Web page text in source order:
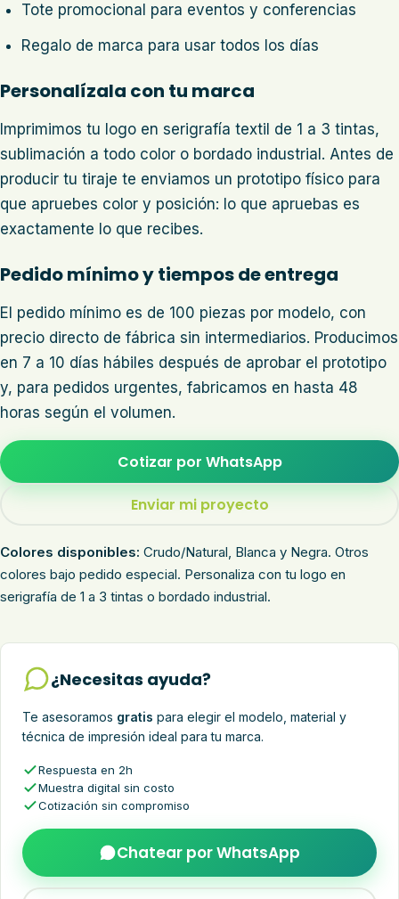
Tote promocional para eventos y conferencias
Regalo de marca para usar todos los días
Personalízala con tu marca
Imprimimos tu logo en serigrafía textil de 1 a 3 tintas,
sublimación a todo color o bordado industrial. Antes de
producir tu tiraje te enviamos un prototipo físico para
que apruebes color y posición: lo que apruebas es
exactamente lo que recibes.
Pedido mínimo y tiempos de entrega
El pedido mínimo es de 100 piezas por modelo, con
precio directo de fábrica sin intermediarios. Producimos
en 7 a 10 días hábiles después de aprobar el prototipo
y, para pedidos urgentes, fabricamos en hasta 48
horas según el volumen.
Cotizar por WhatsApp
Enviar mi proyecto
Colores disponibles: Crudo/Natural, Blanca y Negra. Otros
colores bajo pedido especial. Personaliza con tu logo en
serigrafía de 1 a 3 tintas o bordado industrial.
¿Necesitas ayuda?
Te asesoramos gratis para elegir el modelo, material y
técnica de impresión ideal para tu marca.
Respuesta en 2h
Muestra digital sin costo
Cotización sin compromiso
Chatear por WhatsApp